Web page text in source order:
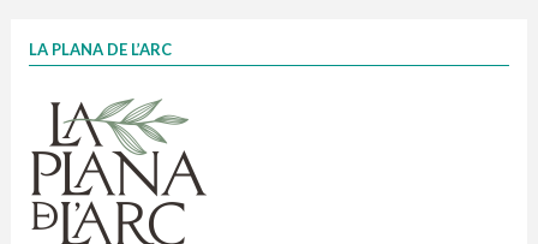
1 contenidors intel·ligents
Finançat per la Unió Europea – NextGenerationEU
LA PLANA DE L’ARC